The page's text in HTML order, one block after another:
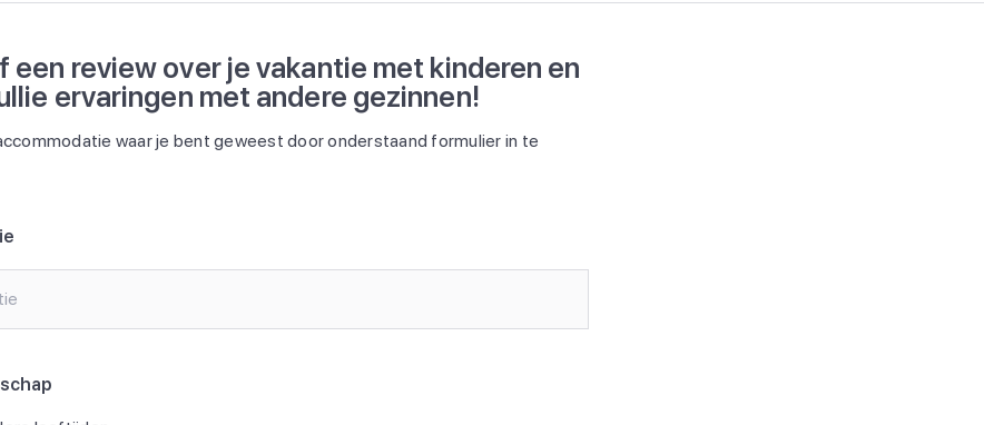
een review over je vakantie met kinderen en
ervaringen met andere gezinnen!
waar je bent geweest door onderstaand formulier in te